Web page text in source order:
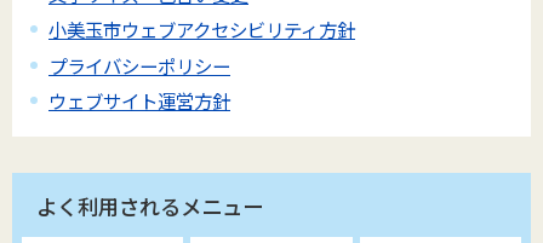
小美玉市ウェブアクセシビリティ方針
プライバシーポリシー
ウェブサイト運営方針
よく利用されるメニュー